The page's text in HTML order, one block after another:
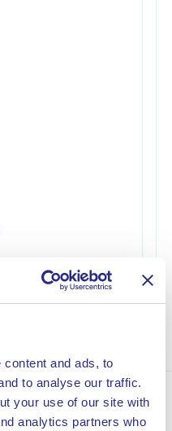
and ads, to
to analyse our traffic.
your use of our site with
analytics partners who
e riservato,
un soggiorno
dal mare di